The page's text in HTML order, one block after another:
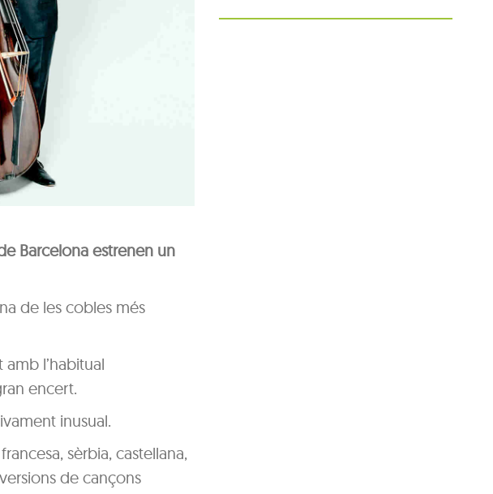
Barcelona estrenen un
de les cobles més
l’habitual
encert.
inusual.
sèrbia, castellana,
de cançons